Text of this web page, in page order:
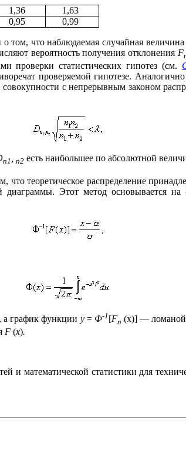
1,36
1,63
0,95 0,99
том, что наблюдаемая случайная
вероятность получения отклонения F
проверки статистических гипотез (см.
проверяемой гипотезе.
совокупности с непрерывным законом
n1 n2 есть наибольшее по абсолютной
теоретическое распределение
Этот метод основывается на
а график функции у= Ф-1 [Fn (x)] — ломаной
F (x).
и математической статистики для